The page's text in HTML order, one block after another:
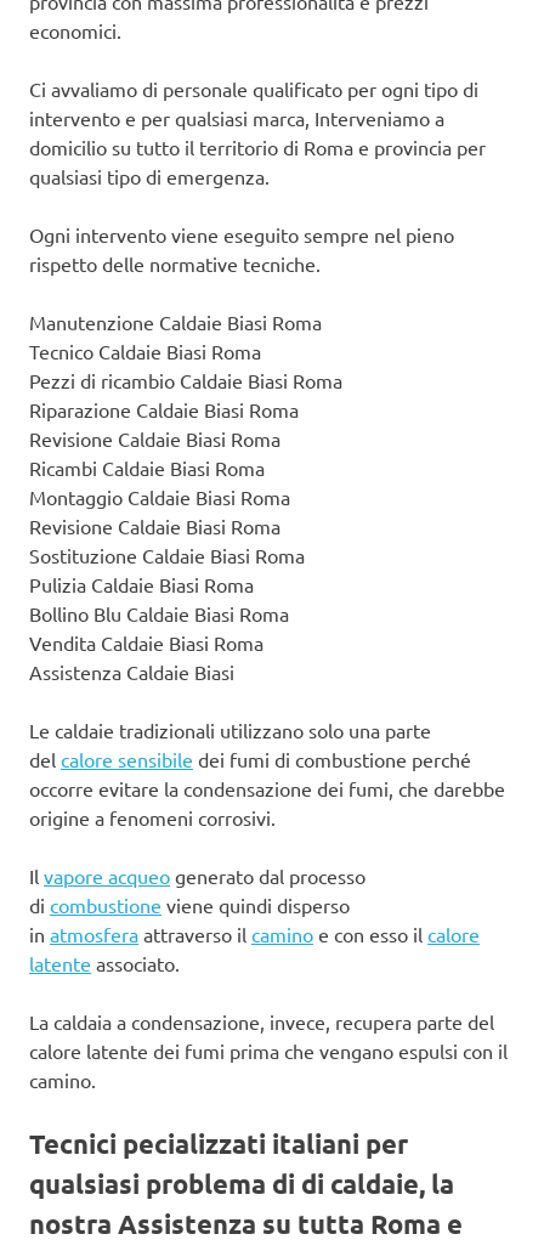
economici.
Ci avvaliamo di personale qualificato per ogni tipo di
intervento e per qualsiasi marca, Interveniamo a
domicilio su tutto il territorio di Roma e provincia per
qualsiasi tipo di emergenza.
Ogni intervento viene eseguito sempre nel pieno
rispetto delle normative tecniche.
Manutenzione Caldaie Biasi Roma
Tecnico Caldaie Biasi Roma
Pezzi di ricambio Caldaie Biasi Roma
Riparazione Caldaie Biasi Roma
Revisione Caldaie Biasi Roma
Ricambi Caldaie Biasi Roma
Montaggio Caldaie Biasi Roma
Revisione Caldaie Biasi Roma
Sostituzione Caldaie Biasi Roma
Pulizia Caldaie Biasi Roma
Bollino Blu Caldaie Biasi Roma
Vendita Caldaie Biasi Roma
Assistenza Caldaie Biasi
Le caldaie tradizionali utilizzano solo una parte
del calore sensibile dei fumi di combustione perché
occorre evitare la condensazione dei fumi, che darebbe
origine a fenomeni corrosivi.
Il vapore acqueo generato dal processo
di combustione viene quindi disperso
in atmosfera attraverso il camino e con esso il calore
latente associato.
La caldaia a condensazione, invece, recupera parte del
calore latente dei fumi prima che vengano espulsi con il
camino.
Tecnici pecializzati italiani per
qualsiasi problema di di caldaie, la
nostra Assistenza su tutta Roma e